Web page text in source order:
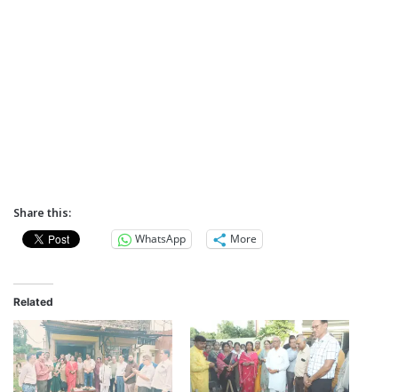
Share this:
WhatsApp
More
Related